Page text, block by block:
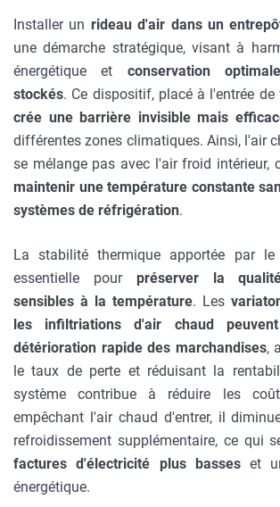
Installer un rideau d'air dans un
une démarche stratégique, visant à
énergétique et conservation
stockés. Ce dispositif, placé à l'entrée
crée une barrière invisible mais
différentes zones climatiques. Ainsi, l'air
se mélange pas avec l'air froid intérieur,
maintenir une température constante
systèmes de réfrigération.
La stabilité thermique apportée par
essentielle pour préserver la
sensibles à la température. Les
les infiltriations d'air chaud
détérioration rapide des marchandises,
le taux de perte et réduisant la
système contribue à réduire les
empêchant l'air chaud d'entrer, il
refroidissement supplémentaire, ce qui
factures d'électricité plus basseset
énergétique.